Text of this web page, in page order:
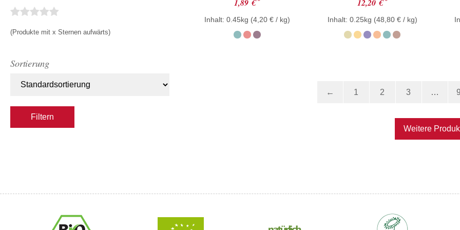
(Produkte mit x Sternen aufwärts)
Sortierung
Filtern
mit
0
von
1,89 €
Inhalt: 0.45kg (4,20€ / kg)
mit
0
von
5
12,20 €
Inhalt: 0.25kg (48,80 €/ kg)
← 1 2 3 …
Weitere